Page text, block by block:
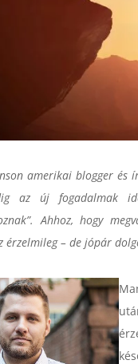
amerikai blogger és
az új fogadalmak
Ahhoz, hogy
érzelmileg – de jópár